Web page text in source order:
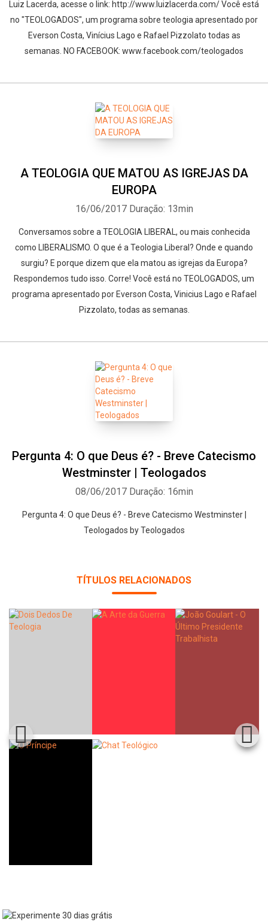
Luiz Lacerda, acesse o link: http://www.luizlacerda.com/ Você está
no "TEOLOGADOS", um programa sobre teologia apresentado por
Everson Costa, Vinícius Lago e Rafael Pizzolato todas as
semanas. NO FACEBOOK: www.facebook.com/teologados
A TEOLOGIA QUE MATOU AS IGREJAS DA
EUROPA
16/06/2017 Duração: 13min
Conversamos sobre a TEOLOGIA LIBERAL, ou mais conhecida
como LIBERALISMO. O que é a Teologia Liberal? Onde e quando
surgiu? E porque dizem que ela matou as igrejas da Europa?
Respondemos tudo isso. Corre! Você está no TEOLOGADOS, um
programa apresentado por Everson Costa, Vinicius Lago e Rafael
Pizzolato, todas as semanas.
Pergunta 4: O que Deus é? - Breve Catecismo
Westminster | Teologados
08/06/2017 Duração: 16min
Pergunta 4: O que Deus é? - Breve Catecismo Westminster |
Teologados by Teologados
TÍTULOS RELACIONADOS
Facebook